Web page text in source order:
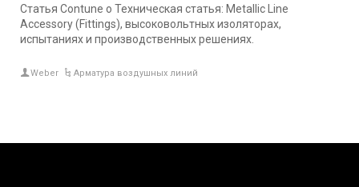
Статья Contune о Техническая статья: Metallic Line
Accessory (Fittings), высоковольтных изоляторах,
испытаниях и производственных решениях.
Weber Арматура воздушных линий